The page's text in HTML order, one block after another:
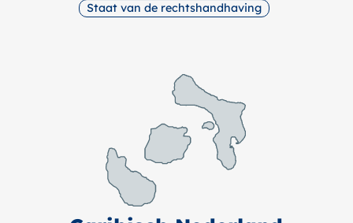
Staat van de rechtshandhaving